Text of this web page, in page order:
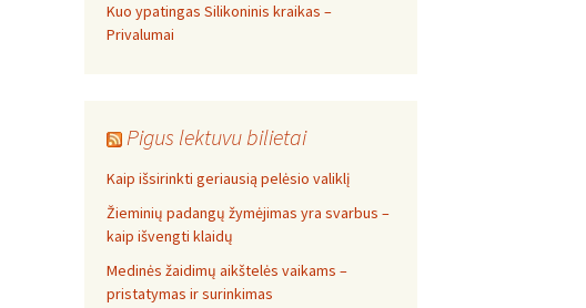
Kuo ypatingas Silikoninis kraikas –
Privalumai
Pigus lektuvu bilietai
Kaip išsirinkti geriausią pelėsio valiklį
Žieminių padangų žymėjimas yra svarbus –
kaip išvengti klaidų
Medinės žaidimų aikštelės vaikams –
pristatymas ir surinkimas